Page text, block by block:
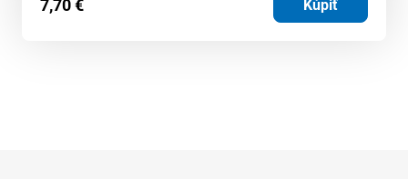
7,70€ Kúpiť